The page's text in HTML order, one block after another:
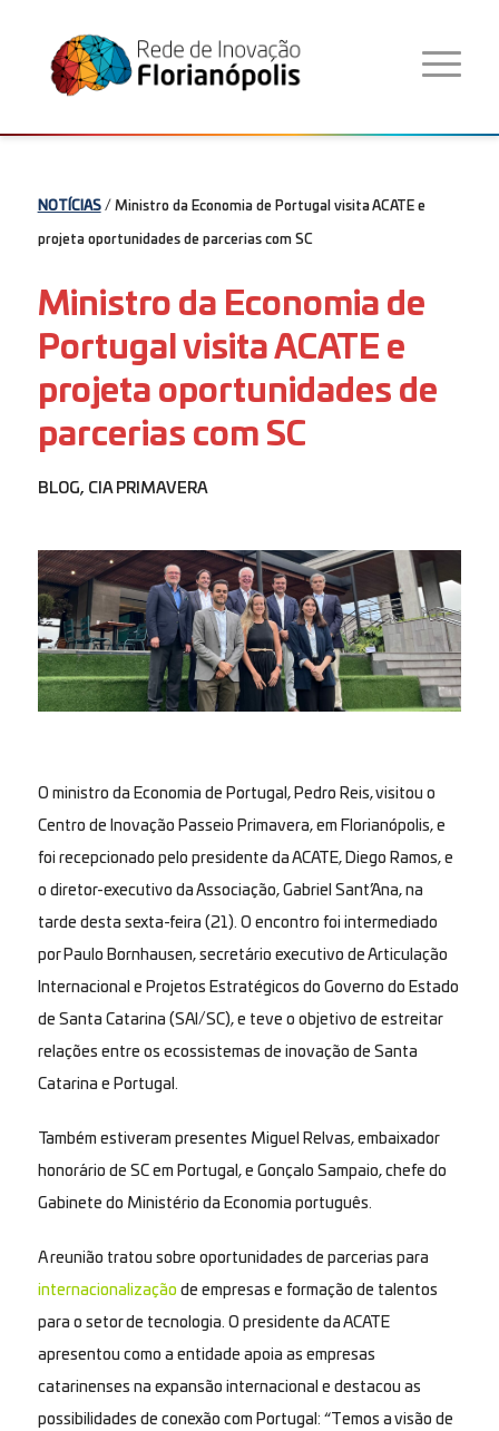
NOTÍCIAS/ Ministro da Economia de Portugal visita ACATE e
projeta oportunidades de parcerias com SC
Ministro da Economia de
Portugal visita ACATE e
projeta oportunidades de
parcerias com SC
BLOG, CIA PRIMAVERA
O ministro da Economia de Portugal, Pedro Reis, visitou o
Centro de Inovação Passeio Primavera, em Florianópolis, e
foi recepcionado pelo presidente da ACATE, Diego Ramos, e
o diretor-executivo da Associação, Gabriel Sant’Ana, na
tarde desta sexta-feira (21). O encontro foi intermediado
por Paulo Bornhausen, secretário executivo de Articulação
Internacional e Projetos Estratégicos do Governo do Estado
de Santa Catarina (SAI/SC), e teve o objetivo de estreitar
relações entre os ecossistemas de inovação de Santa
Catarina e Portugal.
Também estiveram presentes Miguel Relvas, embaixador
honorário de SC em Portugal, e Gonçalo Sampaio, chefe do
Gabinete do Ministério da Economia português.
A reunião tratou sobre oportunidades de parcerias para
internacionalização de empresas e formação de talentos
para o setor de tecnologia. O presidente da ACATE
apresentou como a entidade apoia as empresas
catarinenses na expansão internacional e destacou as
possibilidades de conexão com Portugal: “Temos a visão de